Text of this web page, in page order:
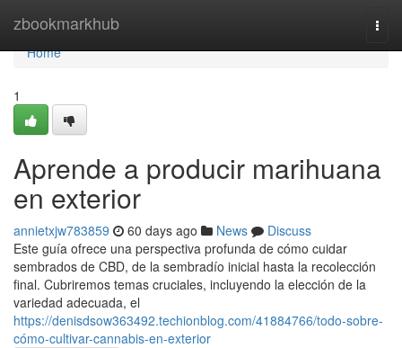
zbookmarkhub
Home
Home
1
Aprende a producir marihuana
en exterior
annietxjw783859 60 days ago News
Discuss
Este guía ofrece una perspectiva profunda de cómo cuidar
sembrados de CBD, de la sembradío inicial hasta la recolección
final. Cubriremos temas cruciales, incluyendo la elección de la
variedad adecuada, el
https://denisdsow363492.techionblog.com/41884766/todo-sobre-
cómo-cultivar-cannabis-en-exterior